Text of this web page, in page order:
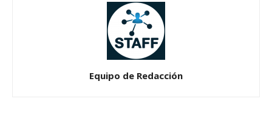
Equipo de Redacción